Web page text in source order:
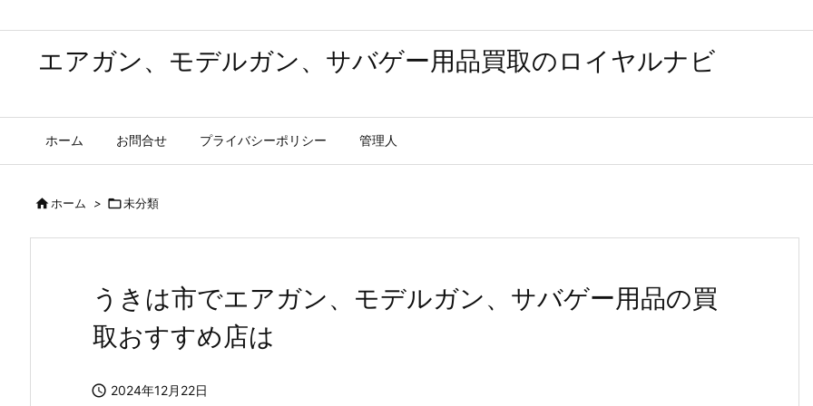
エアガン、モデルガン、サバゲー用品買取のロイヤルナビ
ホーム お問合せ プライバシーポリシー 管理人
ホーム > 未分類
うきは市でエアガン、モデルガン、サバゲー用品の買
取おすすめ店は
 2024年12月22日